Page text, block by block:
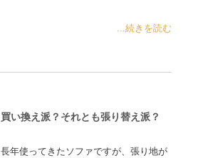
...続きを読む
買い換え派？それとも張り替え派？
長年使ってきたソファですが、張り地が